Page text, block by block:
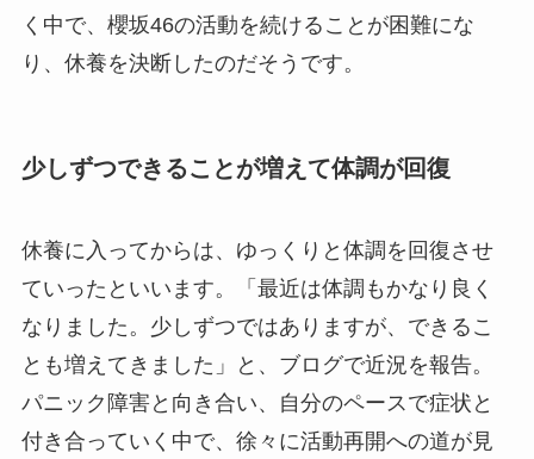
く中で、櫻坂46の活動を続けることが困難にな
り、休養を決断したのだそうです。
少しずつできることが増えて体調が回復
休養に入ってからは、ゆっくりと体調を回復させ
ていったといいます。「最近は体調もかなり良く
なりました。少しずつではありますが、できるこ
とも増えてきました」と、ブログで近況を報告。
パニック障害と向き合い、自分のペースで症状と
付き合っていく中で、徐々に活動再開への道が見